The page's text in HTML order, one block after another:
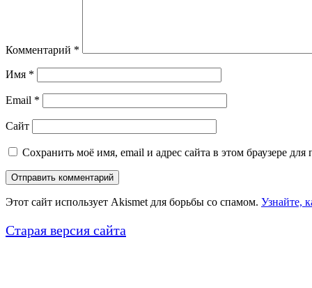
Комментарий *
Имя *
Email *
Сайт
Сохранить моё имя, email и адрес сайта в этом браузере
Этот сайт использует Akismet для борьбы со спамом. Узнайте,
Старая версия сайта